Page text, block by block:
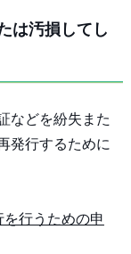
は汚損してし
などを紛失また
発行するために
行うための申